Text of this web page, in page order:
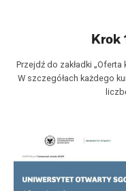
Krok
Przejdź do zakładki
W szczegółach każdego